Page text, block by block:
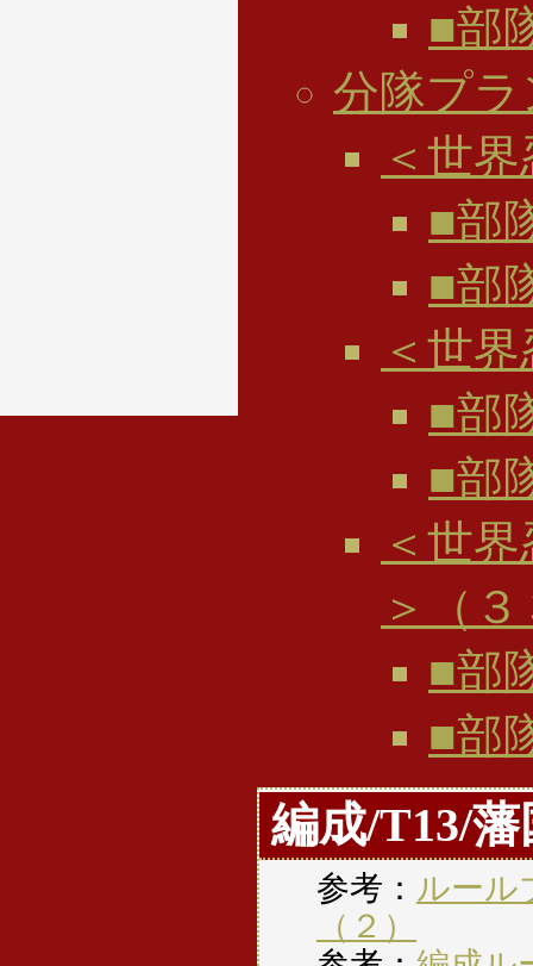
■部
分隊プラ
＜世
■部
■部
＜世
■部
■部
＜世
＞（
■部
■部
編成/T13/
参考： ルー
（２）